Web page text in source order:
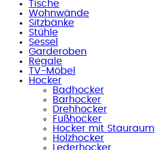
Tische
Wohnwände
Sitzbänke
Stühle
Sessel
Garderoben
Regale
TV-Möbel
Hocker
Badhocker
Barhocker
Drehhocker
Fußhocker
Hocker mit Stauraum
Holzhocker
Lederhocker